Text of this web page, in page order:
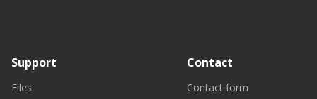
Support
Files
Contact
Contact form